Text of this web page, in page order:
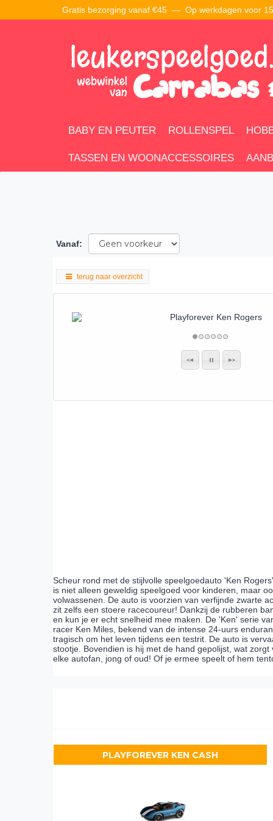
Gratis bezorging vanaf €45 — Op werkdagen voor
BABY EN PEUTER ROLLENSPEL
TASSEN EN WOONACCESSOIRES
Vanaf:
terug naar overzicht
Scheur rond met de stijlvolle speelgoedauto 'Ken
is niet alleen geweldig speelgoed voor kinderen, maar
volwassenen. De auto is voorzien van verfijnde zwarte
zit zelfs een stoere racecoureur! Dankzij de rubberen
en kun je er echt snelheid mee maken. De 'Ken' serie
racer Ken Miles, bekend van de intense 24-uurs
tragisch om het leven tijdens een testrit. De auto is
stootje. Bovendien is hij met de hand gepolijst, wat
elke autofan, jong of oud! Of je ermee speelt of hem
PLAYFOREVER KEN CASH